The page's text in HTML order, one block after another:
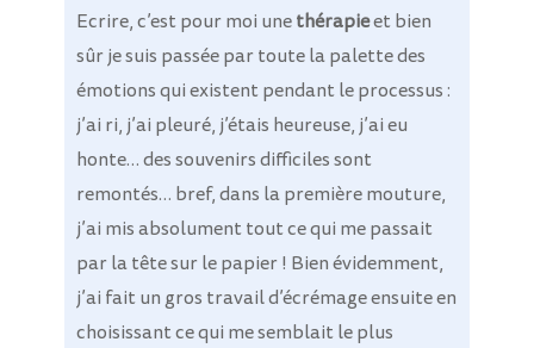
Ecrire, c’est pour moi unethérapieet bien
sûr je suis passée par toute la palette des
émotions qui existent pendant le processus :
j’ai ri, j’ai pleuré, j’étais heureuse, j’ai eu
honte… des souvenirs difficiles sont
remontés… bref, dans la première mouture,
j’ai mis absolument tout ce qui me passait
par la tête sur le papier ! Bien évidemment,
j’ai fait un gros travail d’écrémage ensuite en
choisissant ce qui me semblait le plus